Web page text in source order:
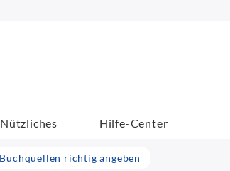
Nützliches Hilfe-Center
richtig angeben